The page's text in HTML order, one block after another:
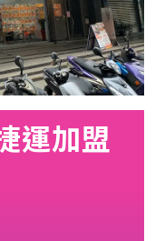
運加盟